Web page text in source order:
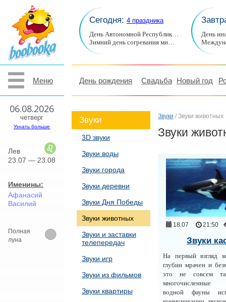
Меню
06.08.2026
четверг
Узнать больше
Лев
23.07 — 23.08
Именины:
Афанасий
Василий
Полная
луна
Сегодня: 4 праздника
День Автономной Республик…
Зимний день согревания ми…
День
День рождения Свадьба Новый год
Звуки
3D звуки
Звуки воды
Звуки города
Звуки деревни
Звуки Дня Победы
Звуки животных
Звуки и заставки
телепередач
Звуки игр
Звуки из фильмов
Звуки квартиры
Звуки / Звуки животных
Звуки
18.07 21:50
Звуки
На первый взгляд
глубин мрачен и
это не совсем
многочисленные
водной фауны